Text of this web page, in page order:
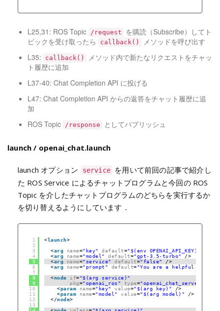
L25,31: ROS Topic /request
を購読（Subscribe）してト
ピックを受け取ったら
callback()
メソッドを呼び出す
L35:
callback()
メソッド内で新たなリクエストをチャッ
ト履歴に追加
L37-40: Chat Completion API に投げる
L47: Chat Completion API からの返答をチャット履歴に追
加
ROS Topic
/response としてパブリッシュ
launch / openai_chat.launch
launch オプション service
を用いて前回の記事で紹介し
た ROS Service によるチャットプログラムと今回の ROS
Topic を介したチャットプログラムのどちらを実行するか
を切り替えるようにしています．
1
2
3
4
5
6
7
8
9
10
11
12
13
<launch>
<arg name="key" default="$(env OPENAI_API_KEY)"
<arg name="model" default="gpt-3.5-turbo"
/>
<arg name="service" default="false"
/>
<arg name="prompt" default="You are a helpful
<node if="$(arg service)"
pkg="openai_ros" type="openai_chat_server.py"
<param name="key" value="$(arg key)"
/>
<param name="model" value="$(arg model)"
/>
</node>